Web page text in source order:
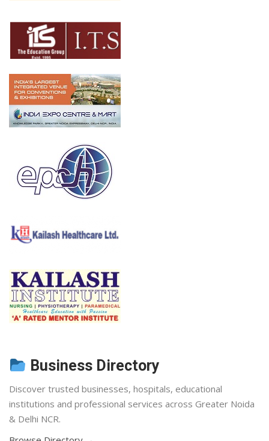
Business Directory
Discover trusted businesses, hospitals, educational
institutions and professional services across Greater Noida
& Delhi NCR.